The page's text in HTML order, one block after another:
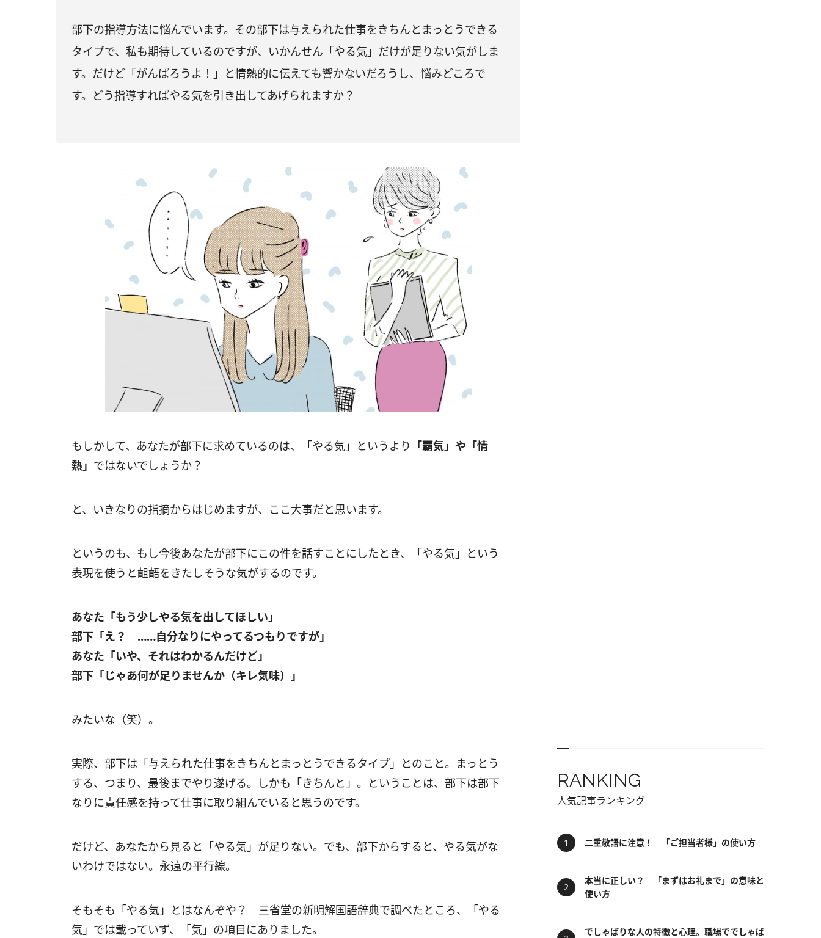
部下の指導方法に悩んでいます。その部下は与えられた仕事をきちんとまっとうできる
タイプで、私も期待しているのですが、いかんせん「やる気」だけが足りない気がしま
す。だけど「がんばろうよ！」と情熱的に伝えても響かないだろうし、悩みどころで
す。どう指導すればやる気を引き出してあげられますか？
もしかして、あなたが部下に求めているのは、「やる気」というより 「覇気」や「情
熱」 ではないでしょうか？
と、いきなりの指摘からはじめますが、ここ大事だと思います。
というのも、もし今後あなたが部下にこの件を話すことにしたとき、「やる気」という
表現を使うと齟齬をきたしそうな気がするのです。
あなた「もう少しやる気を出してほしい」
部下「え？ ……自分なりにやってるつもりですが」
あなた「いや、それはわかるんだけど」
部下「じゃあ何が足りませんか（キレ気味）」
みたいな（笑）。
実際、部下は「与えられた仕事をきちんとまっとうできるタイプ」とのこと。まっとう
する、つまり、最後までやり遂げる。しかも「きちんと」。ということは、部下は部下
なりに責任感を持って仕事に取り組んでいると思うのです。
だけど、あなたから見ると「やる気」が足りない。でも、部下からすると、やる気がな
いわけではない。永遠の平行線。
そもそも「やる気」とはなんぞや？ 三省堂の新明解国語辞典で調べたところ、「やる
気」では載っていず、「気」の項目にありました。
RANKING
人気記事ランキング
二重敬語に注意！ 「ご担当者様」の使い方
本当に正しい？ 「まずはお礼まで」の意味と
使い方
でしゃばりな人の特徴と心理。職場ででしゃば